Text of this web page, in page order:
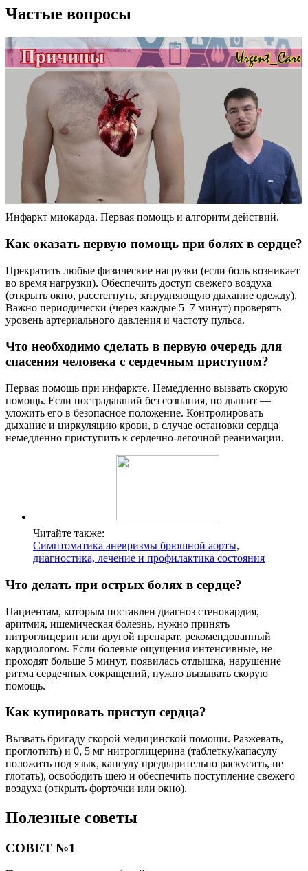
Частые вопросы
Инфаркт миокарда. Первая помощь и алгоритм действий.
Как оказать первую помощь при болях в сердце?
Прекратить любые физические нагрузки (если боль возникает
во время нагрузки). Обеспечить доступ свежего воздуха
(открыть окно, расстегнуть, затрудняющую дыхание одежду).
Важно периодически (через каждые 5–7 минут) проверять
уровень артериального давления и частоту пульса.
Что необходимо сделать в первую очередь для
спасения человека с сердечным приступом?
Первая помощь при инфаркте. Немедленно вызвать скорую
помощь. Если пострадавший без сознания, но дышит —
уложить его в безопасное положение. Контролировать
дыхание и циркуляцию крови, в случае остановки сердца
немедленно приступить к сердечно-легочной реанимации.
Читайте также:
Симптоматика аневризмы брюшной аорты,
диагностика, лечение и профилактика состояния
Что делать при острых болях в сердце?
Пациентам, которым поставлен диагноз стенокардия,
аритмия, ишемическая болезнь, нужно принять
нитроглицерин или другой препарат, рекомендованный
кардиологом. Если болевые ощущения интенсивные, не
проходят больше 5 минут, появилась отдышка, нарушение
ритма сердечных сокращений, нужно вызывать скорую
помощь.
Как купировать приступ сердца?
Вызвать бригаду скорой медицинской помощи. Разжевать,
проглотить) и 0, 5 мг нитроглицерина (таблетку/капасулу
положить под язык, капсулу предварительно раскусить, не
глотать), освободить шею и обеспечить поступление свежего
воздуха (открыть форточки или окно).
Полезные советы
СОВЕТ №1